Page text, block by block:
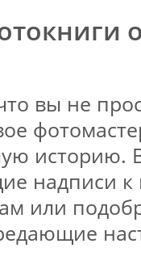
вы не
надписи
или